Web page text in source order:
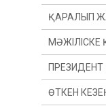
ҚАРАЛЫП
ӨТКЕН